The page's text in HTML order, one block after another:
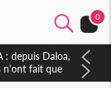
0
: depuis Daloa,
n'ont fait que